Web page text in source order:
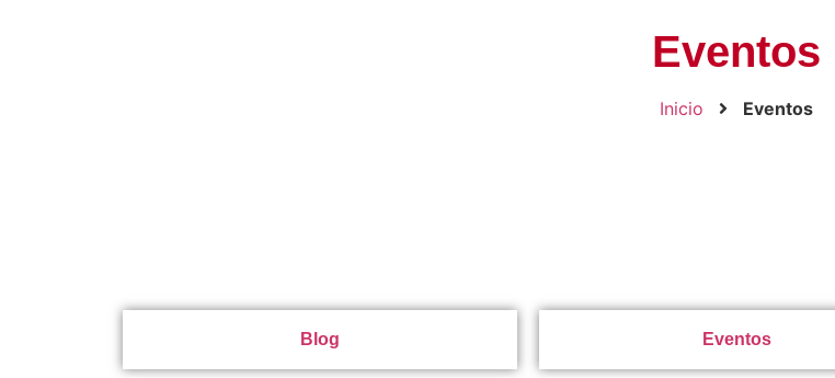
Eventos
Inicio Eventos
Blog Eventos